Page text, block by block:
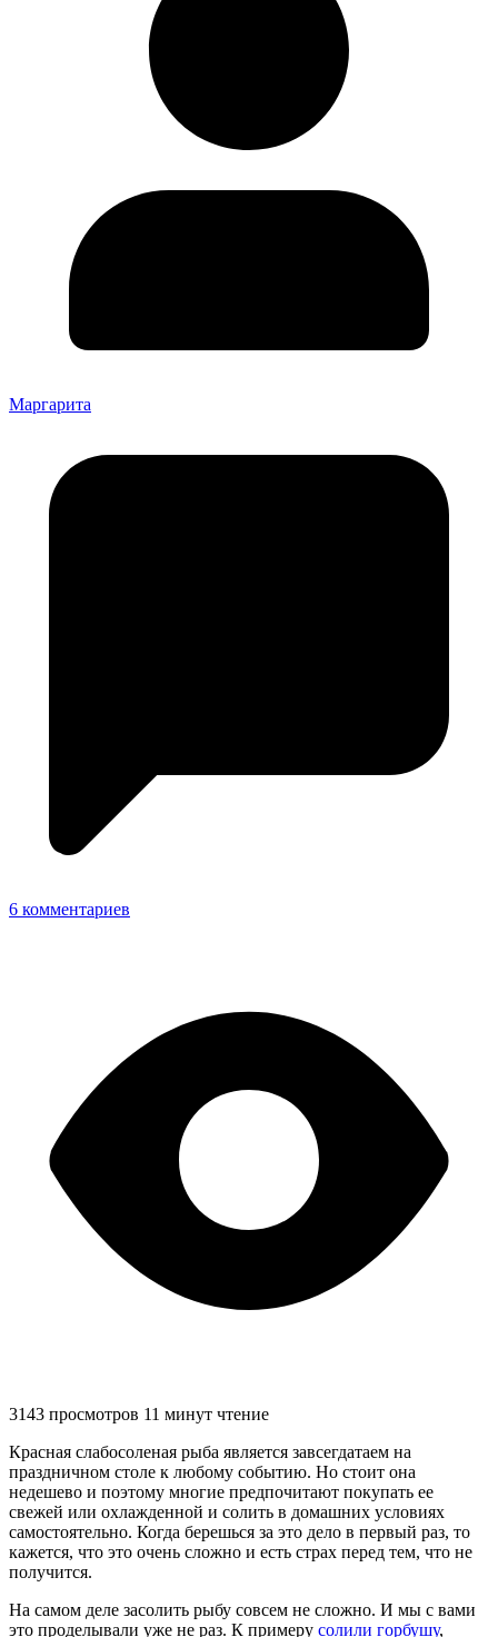
Маргарита
6 комментариев
3143 просмотров 11 минут чтение
Красная слабосоленая рыба является завсегдатаем на
праздничном столе к любому событию. Но стоит она
недешево и поэтому многие предпочитают покупать ее
свежей или охлажденной и солить в домашних условиях
самостоятельно. Когда берешься за это дело в первый раз, то
кажется, что это очень сложно и есть страх перед тем, что не
получится.
На самом деле засолить рыбу совсем не сложно. И мы с вами
это проделывали уже не раз. К примеру солили горбушу,